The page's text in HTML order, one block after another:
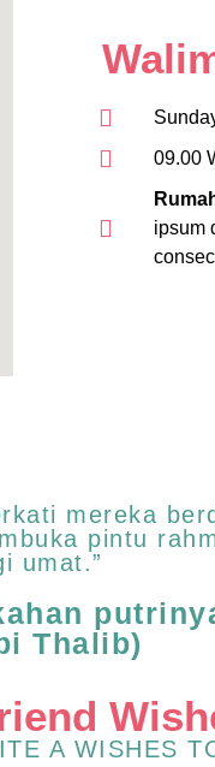
09.00
ipsum
mereka
pintu
umat.”
Thalib)
A WISHES